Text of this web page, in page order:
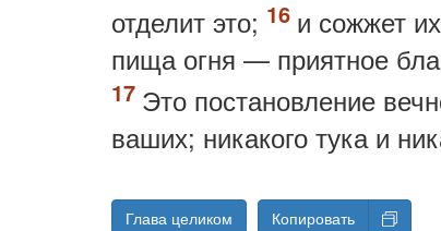
отделит это;
и сожжет
пища огня — приятное
Это постановление
ваших; никакого тука и
Глава целиком Копировать